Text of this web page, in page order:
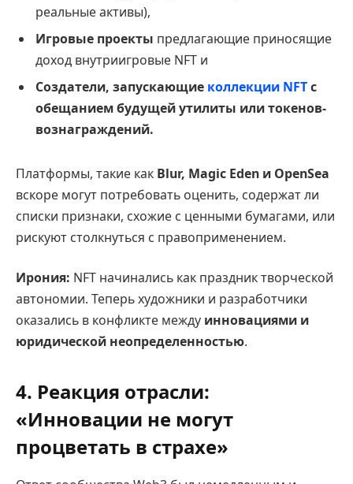
реальные активы),
Игровые проекты предлагающие приносящие
доход внутриигровые NFT и
Создатели, запускающие коллекции NFTс
обещанием будущей утилиты или токенов-
вознаграждений.
Платформы, такие как Blur, Magic Eden и OpenSea
вскоре могут потребовать оценить, содержат ли
списки признаки, схожие с ценными бумагами, или
рискуют столкнуться с правоприменением.
Ирония: NFT начинались как праздник творческой
автономии. Теперь художники и разработчики
оказались в конфликте между инновациями и
юридической неопределенностью.
4. Реакция отрасли:
«Инновации не могут
процветать в страхе»